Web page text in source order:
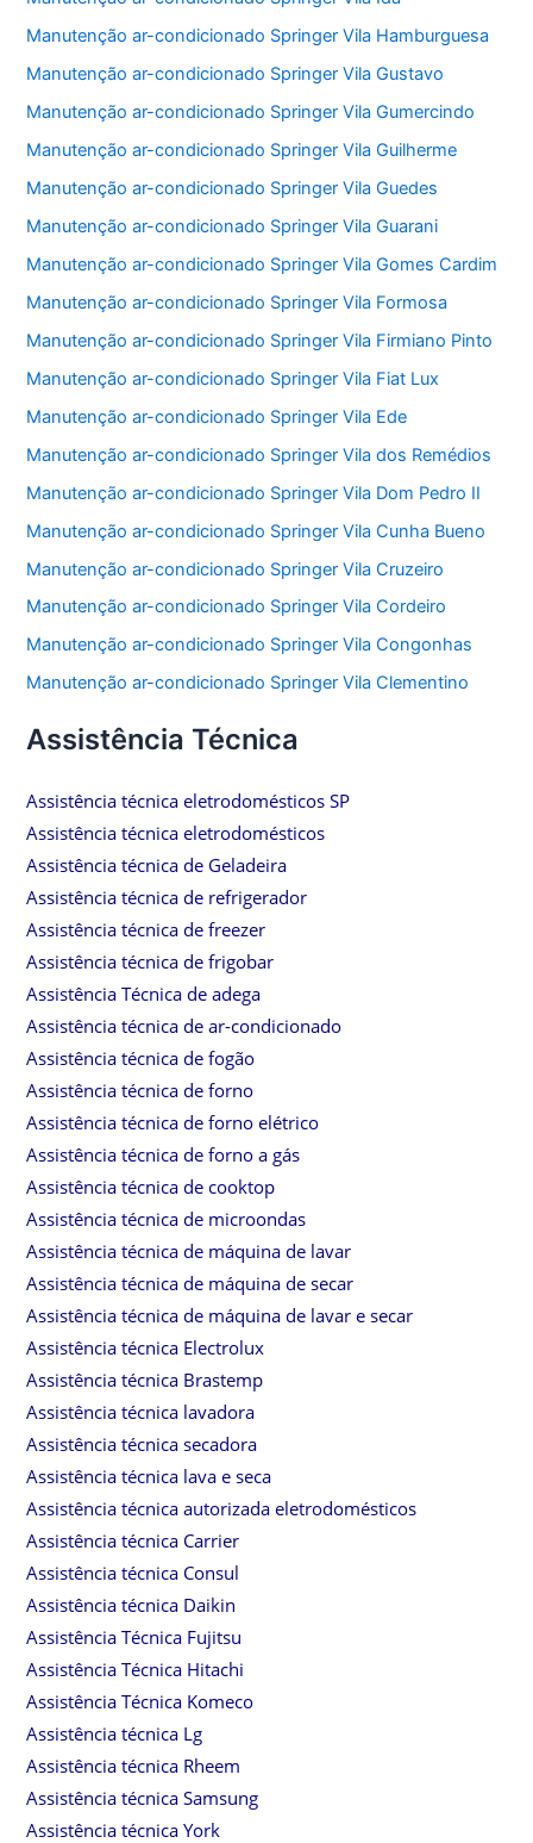
Manutenção ar-condicionado Springer Vila Hamburguesa
Manutenção ar-condicionado Springer Vila Gustavo
Manutenção ar-condicionado Springer Vila Gumercindo
Manutenção ar-condicionado Springer Vila Guilherme
Manutenção ar-condicionado Springer Vila Guedes
Manutenção ar-condicionado Springer Vila Guarani
Manutenção ar-condicionado Springer Vila Gomes Cardim
Manutenção ar-condicionado Springer Vila Formosa
Manutenção ar-condicionado Springer Vila Firmiano Pinto
Manutenção ar-condicionado Springer Vila Fiat Lux
Manutenção ar-condicionado Springer Vila Ede
Manutenção ar-condicionado Springer Vila dos Remédios
Manutenção ar-condicionado Springer Vila Dom Pedro II
Manutenção ar-condicionado Springer Vila Cunha Bueno
Manutenção ar-condicionado Springer Vila Cruzeiro
Manutenção ar-condicionado Springer Vila Cordeiro
Manutenção ar-condicionado Springer Vila Congonhas
Manutenção ar-condicionado Springer Vila Clementino
Assistência Técnica
Assistência técnica eletrodomésticos SP
Assistência técnica eletrodomésticos
Assistência técnica de Geladeira
Assistência técnica de refrigerador
Assistência técnica de freezer
Assistência técnica de frigobar
Assistência Técnica de adega
Assistência técnica de ar-condicionado
Assistência técnica de fogão
Assistência técnica de forno
Assistência técnica de forno elétrico
Assistência técnica de forno a gás
Assistência técnica de cooktop
Assistência técnica de microondas
Assistência técnica de máquina de lavar
Assistência técnica de máquina de secar
Assistência técnica de máquina de lavar e secar
Assistência técnica Electrolux
Assistência técnica Brastemp
Assistência técnica lavadora
Assistência técnica secadora
Assistência técnica lava e seca
Assistência técnica autorizada eletrodomésticos
Assistência técnica Carrier
Assistência técnica Consul
Assistência técnica Daikin
Assistência Técnica Fujitsu
Assistência Técnica Hitachi
Assistência Técnica Komeco
Assistência técnica Lg
Assistência técnica Rheem
Assistência técnica Samsung
Assistência técnica York